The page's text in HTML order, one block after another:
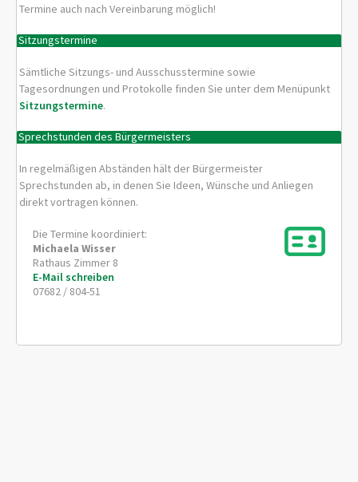
Termine auch nach Vereinbarung möglich!
Sitzungstermine
Sämtliche Sitzungs- und Ausschusstermine sowie
Tagesordnungen und Protokolle finden Sie unter dem Menüpunkt
Sitzungstermine.
Sprechstunden des Bürgermeisters
In regelmäßigen Abständen hält der Bürgermeister
Sprechstunden ab, in denen Sie Ideen, Wünsche und Anliegen
direkt vortragen können.
Die Termine koordiniert:
Michaela Wisser
Rathaus Zimmer 8
E-Mail schreiben
07682 / 804-51